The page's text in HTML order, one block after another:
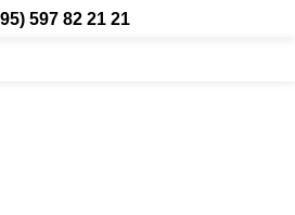
597 82 21 21